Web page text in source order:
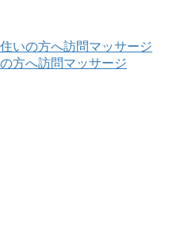
いの方へ訪問マッサージ
方へ訪問マッサージ